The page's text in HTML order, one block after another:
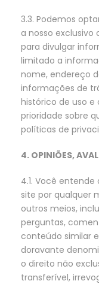
3.3. Podemos
a nosso exclusivo
para divulgar
limitado a
nome, endereço
informações de
histórico de uso
prioridade sobre
políticas de
4. OPINIÕES,
4.1. Você
site por qualquer
outros meios,
perguntas,
conteúdo similar
doravante
o direito não
transferível,